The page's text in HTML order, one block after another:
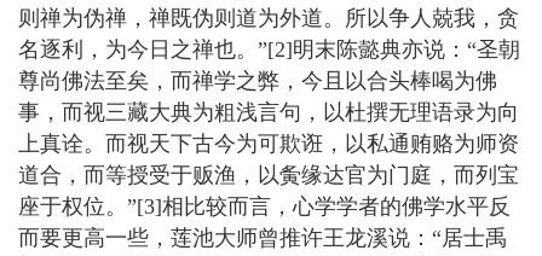
则禅为伪禅，禅既伪则道为外道。所以争人兢我，贪
名逐利，为今日之禅也。”[2]明末陈懿典亦说：“圣朝
尊尚佛法至矣，而禅学之弊，今且以合头棒喝为佛
事，而视三藏大典为粗浅言句，以杜撰无理语录为向
上真诠。而视天下古今为可欺诳，以私通贿赂为师资
道合，而等授受于贩渔，以夤缘达官为门庭，而列宝
座于权位。”[3]相比较而言，心学学者的佛学水平反
而要更高一些，莲池大师曾推许王龙溪说：“居士禹